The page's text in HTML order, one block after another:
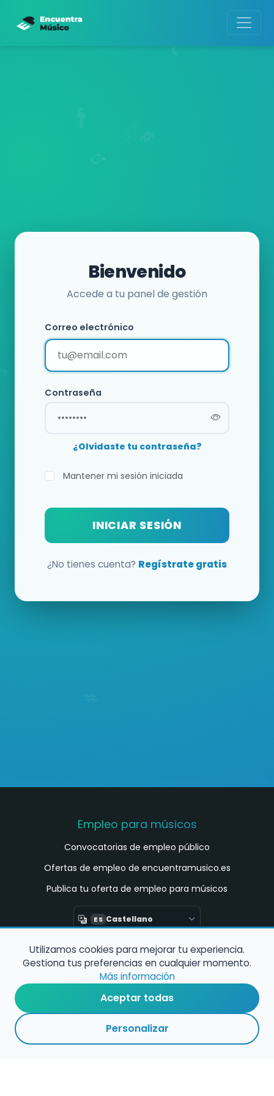
Bienvenido
Accede a tu panel de gestión
Correo electrónico
Contraseña
¿Olvidaste tu contraseña?
Mantener mi sesión iniciada
INICIAR SESIÓN
¿No tienes cuenta? Regístrate gratis
Empleo para músicos
Convocatorias de empleo público
Ofertas de empleo de encuentramusico.es
Publica tu oferta de empleo para músicos
ES Castellano
Encuentra Músico
Buscador de Músicos
Encuentra Pianista Acompañante
Asesoría para músicos y docentes
Utilizamos cookies para mejorar tu experiencia.
Gestiona tus preferencias en cualquier momento.
Más información
Aceptar todas
Personalizar